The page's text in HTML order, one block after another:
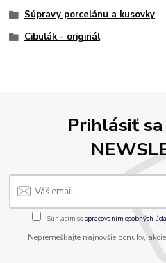
Súpravy porcelánu a kusovky
Cibulák - originál
Prihlásiť
Súhlasím sospracovaním osobných
Nepremeškajte najnovšie ponuky,